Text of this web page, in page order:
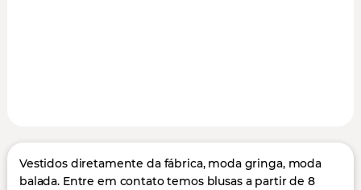
Vestidos diretamente da fábrica, moda gringa, moda
balada. Entre em contato temos blusas a partir de 8